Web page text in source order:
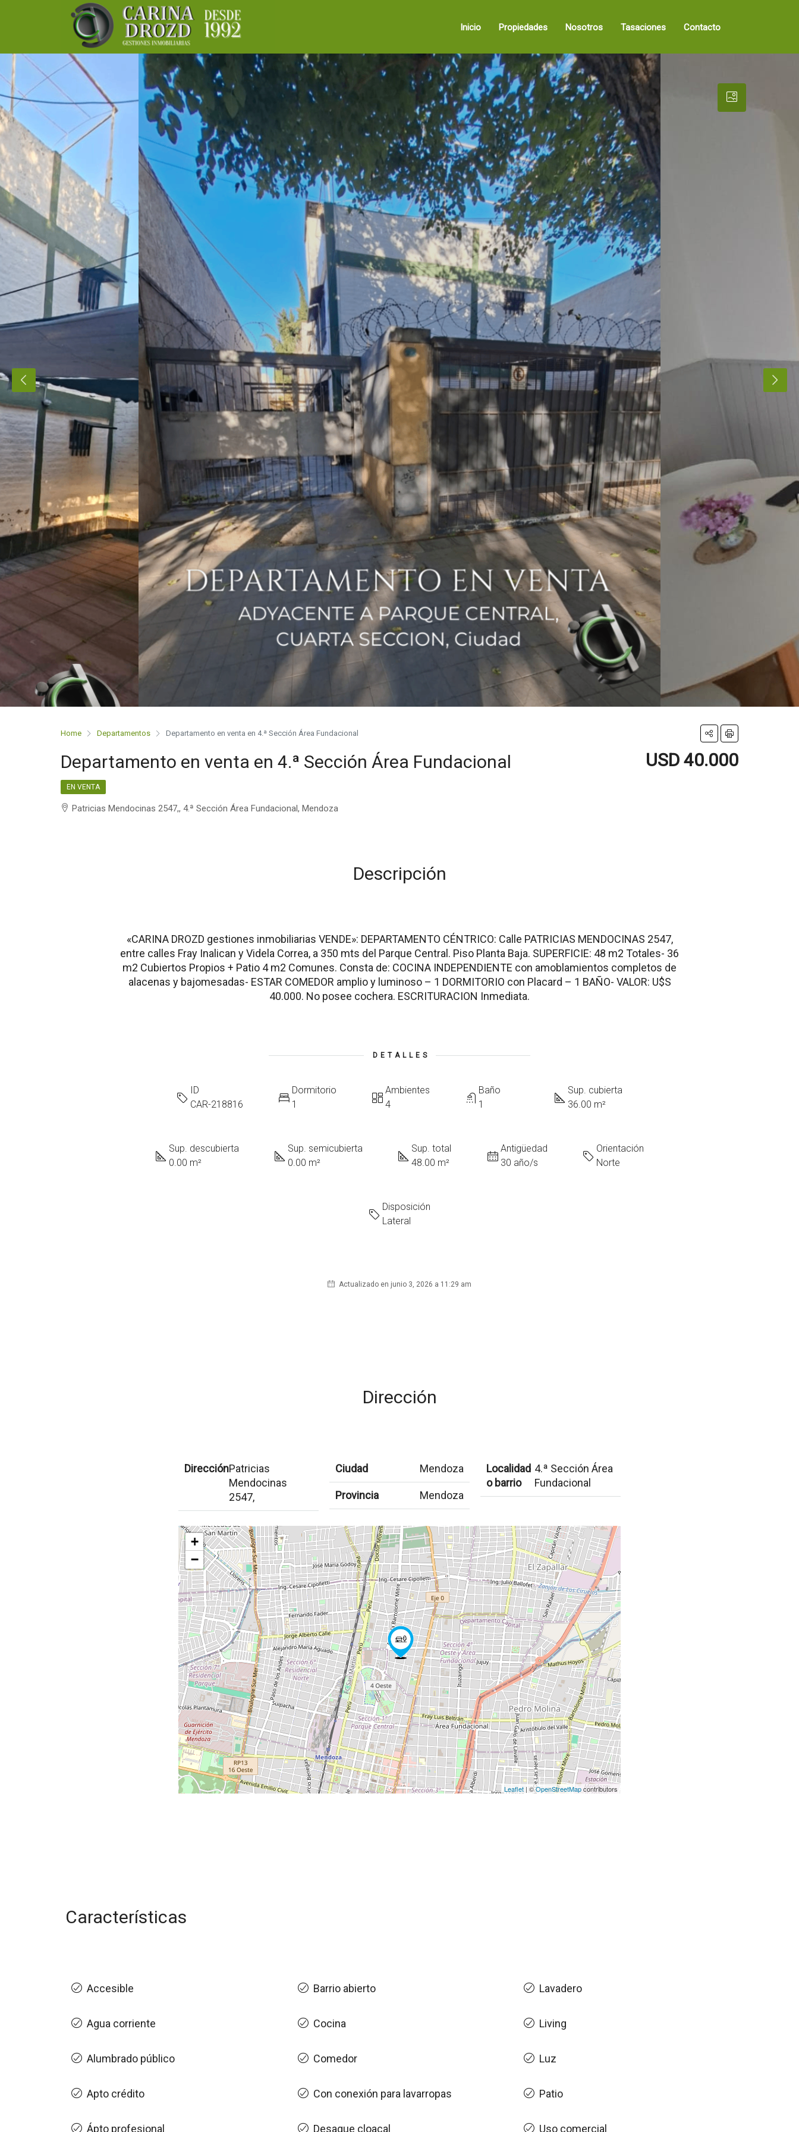
Inicio Propiedades Nosotros Tasaciones Contacto
Home Departamentos Departamento en venta en 4.ª Sección Área Fundacional
Departamento en venta en 4.ª Sección Área Fundacional USD 40.000
EN VENTA
Patricias Mendocinas 2547,, 4.ª Sección Área Fundacional, Mendoza
Descripción
«CARINA DROZD gestiones inmobiliarias VENDE»: DEPARTAMENTO CÉNTRICO: Calle PATRICIAS MENDOCINAS 2547,
entre calles Fray Inalican y Videla Correa, a 350 mts del Parque Central. Piso Planta Baja. SUPERFICIE: 48 m2 Totales- 36
m2 Cubiertos Propios + Patio 4 m2 Comunes. Consta de: COCINA INDEPENDIENTE con amoblamientos completos de
alacenas y bajomesadas- ESTAR COMEDOR amplio y luminoso – 1 DORMITORIO con Placard – 1 BAÑO- VALOR: U$S
40.000. No posee cochera. ESCRITURACION Inmediata.
DETALLES
ID
CAR-218816
Dormitorio
1
Ambientes
4
Baño
1
Sup. cubierta
36.00 m²
Sup. descubierta
0.00 m²
Sup. semicubierta
0.00 m²
Sup. total
48.00 m²
Antigüedad
30 año/s
Orientación
Norte
Disposición
Lateral
Actualizado en junio 3, 2026 a 11:29 am
Dirección
DirecciónPatricias
Mendocinas
2547,
Ciudad Mendoza
Provincia Mendoza
Localidad
o barrio
4.ª Sección Área
Fundacional
+
−
Leaflet | ©OpenStreetMapcontributors
Características
Accesible
Agua corriente
Alumbrado público
Apto crédito
Ápto profesional
Barrio abierto
Cocina
Comedor
Con conexión para lavarropas
Desague cloacal
Lavadero
Living
Luz
Patio
Uso comercial